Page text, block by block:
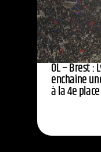
OL – Brest :
enchaîne
à la 4e place